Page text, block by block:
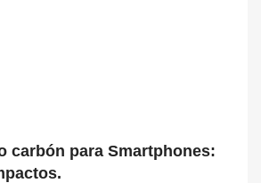
carbón para Smartphones: